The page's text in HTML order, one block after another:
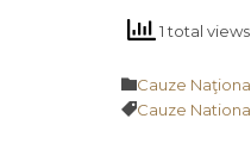
1 total views
Category
Cauze
Tags
Cauze